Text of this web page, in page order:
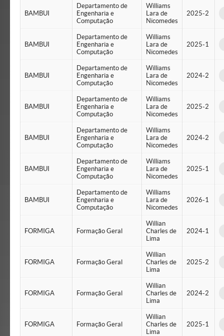
BAMBUI
Departamento de
Engenharia e
Computação
Williams
Lara de
Nicomedes
2025-2
BAMBUI
Departamento de
Engenharia e
Computação
Williams
Lara de
Nicomedes
2025-1
BAMBUI
Departamento de
Engenharia e
Computação
Williams
Lara de
Nicomedes
2024-2
BAMBUI
Departamento de
Engenharia e
Computação
Williams
Lara de
Nicomedes
2025-2
BAMBUI
Departamento de
Engenharia e
Computação
Williams
Lara de
Nicomedes
2024-2
BAMBUI
Departamento de
Engenharia e
Computação
Williams
Lara de
Nicomedes
2025-1
BAMBUI
Departamento de
Engenharia e
Computação
Williams
Lara de
Nicomedes
2026-1
FORMIGA Formação Geral
Willian
Charles de
Lima
2024-1
FORMIGA Formação Geral
Willian
Charles de
Lima
2025-2
FORMIGA Formação Geral
Willian
Charles de
Lima
2024-2
FORMIGA Formação Geral
Willian
Charles de
Lima
2025-1